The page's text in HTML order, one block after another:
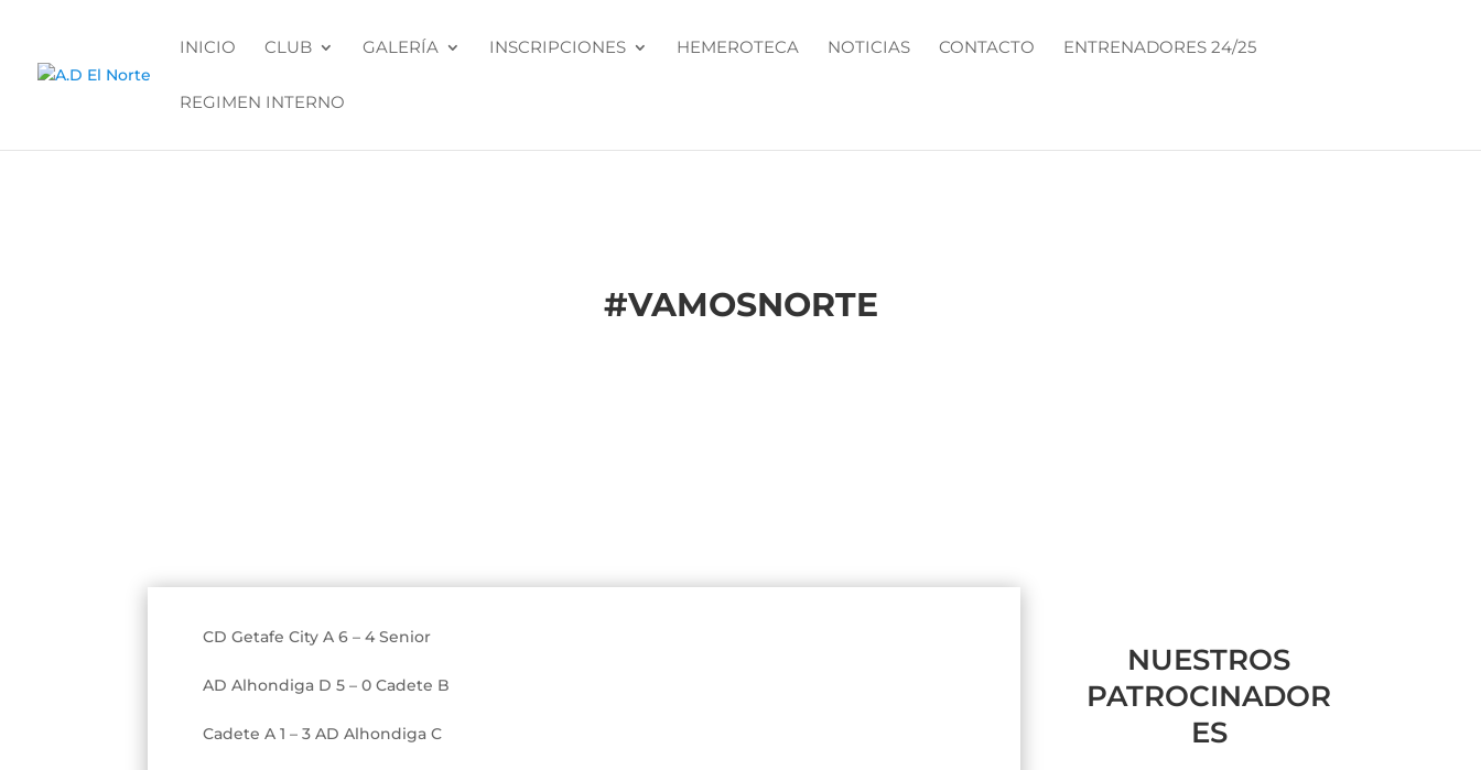
INICIO CLUB GALERÍA INSCRIPCIONES HEMEROTECA NOTICIAS CONTACTO ENTRENADORES 24/25
REGIMEN INTERNO
#VAMOSNORTE
CD Getafe City A 6 – 4 Senior
AD Alhondiga D 5 – 0 Cadete B
Cadete A 1 – 3 AD Alhondiga C
NUESTROS
PATROCINADOR
ES